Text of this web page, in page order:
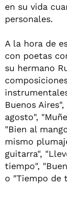
en su vida
personales.
A la hora de
con poetas
su hermano
Buenos
agosto",
"Bien al
mismo
guitarra",
tiempo",
o "Tiempo de